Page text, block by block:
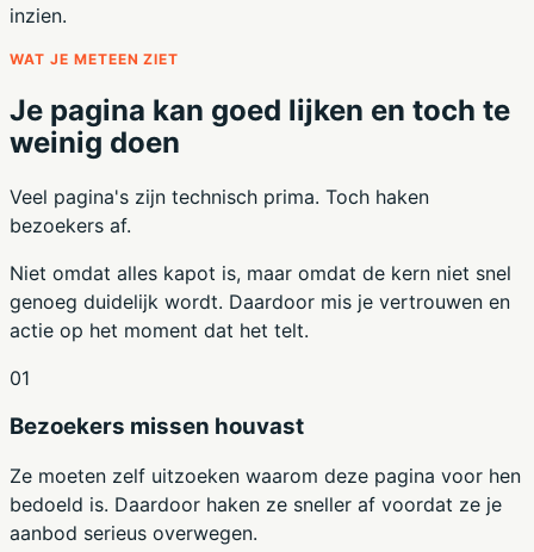
inzien.
WAT JE METEEN ZIET
Je pagina kan goed lijken en toch te
weinig doen
Veel pagina's zijn technisch prima. Toch haken
bezoekers af.
Niet omdat alles kapot is, maar omdat de kern niet snel
genoeg duidelijk wordt. Daardoor mis je vertrouwen en
actie op het moment dat het telt.
01
Bezoekers missen houvast
Ze moeten zelf uitzoeken waarom deze pagina voor hen
bedoeld is. Daardoor haken ze sneller af voordat ze je
aanbod serieus overwegen.